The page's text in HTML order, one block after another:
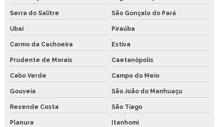
Serra do Salitre São Gonçalo do Pará
Ubaí Piraúba
Carmo da Cachoeira Estiva
Prudente de Morais Caetanópolis
Cabo Verde Campo do Meio
Gouveia São João do Manhuaçu
Resende Costa São Tiago
Planura Itanhomi